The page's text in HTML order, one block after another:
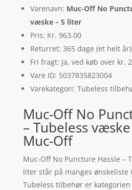
Varenavn: Muc-Off No
væske – 5 liter
Pris: Kr. 963.00
Returret: 365 dage (et helt år)
Fri fragt: Ja, ved køb over kr.
Vare ID: 5037835823004
Varekategori: Tubeless
Muc-Off No
– Tubeless
Muc-Off
Muc-Off No Puncture Hassle –
liter står på manges ønskeliste
Tubeless tilbehør er